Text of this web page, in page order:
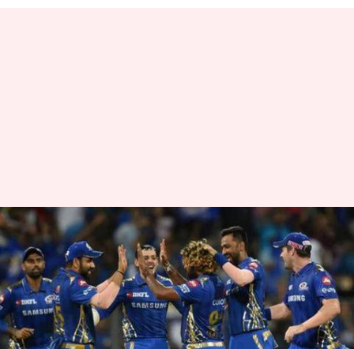
IPL 2019 Qualifier 1: मुंबई ने
CSK को आसानी से हराया, फाइनल
में किया प्रवेश
लेखन मोहम्मद वाहिद May 07, 2019 11:21 pm